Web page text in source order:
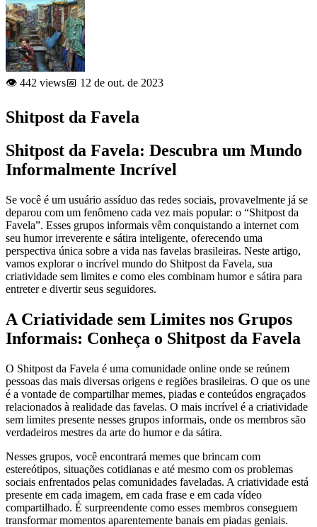
👁️ 442 views📅 12 de out. de 2023
Shitpost da Favela
Shitpost da Favela: Descubra um Mundo
Informalmente Incrível
Se você é um usuário assíduo das redes sociais, provavelmente já se
deparou com um fenômeno cada vez mais popular: o “Shitpost da
Favela”. Esses grupos informais vêm conquistando a internet com
seu humor irreverente e sátira inteligente, oferecendo uma
perspectiva única sobre a vida nas favelas brasileiras. Neste artigo,
vamos explorar o incrível mundo do Shitpost da Favela, sua
criatividade sem limites e como eles combinam humor e sátira para
entreter e divertir seus seguidores.
A Criatividade sem Limites nos Grupos
Informais: Conheça o Shitpost da Favela
O Shitpost da Favela é uma comunidade online onde se reúnem
pessoas das mais diversas origens e regiões brasileiras. O que os une
é a vontade de compartilhar memes, piadas e conteúdos engraçados
relacionados à realidade das favelas. O mais incrível é a criatividade
sem limites presente nesses grupos informais, onde os membros são
verdadeiros mestres da arte do humor e da sátira.
Nesses grupos, você encontrará memes que brincam com
estereótipos, situações cotidianas e até mesmo com os problemas
sociais enfrentados pelas comunidades faveladas. A criatividade está
presente em cada imagem, em cada frase e em cada vídeo
compartilhado. É surpreendente como esses membros conseguem
transformar momentos aparentemente banais em piadas geniais.